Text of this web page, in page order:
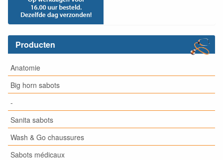
Producten
Anatomie
Big horn sabots
-
Sanita sabots
Wash & Go chaussures
Sabots médicaux